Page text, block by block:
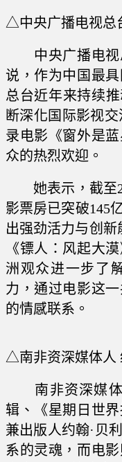
△中央广播电视总
中央广播电视
说，作为中国最
总台近年来持续
断深化国际影视
录电影《窗外是
众的热烈欢迎。
她表示，截至
影票房已突破145
出强劲活力与创新
《镖人：风起大
洲观众进一步了
力，通过电影这
的情感联系。
△南非资深媒体人
南非资深媒体
辑、《星期日世
兼出版人约翰·贝
系的灵魂，而电